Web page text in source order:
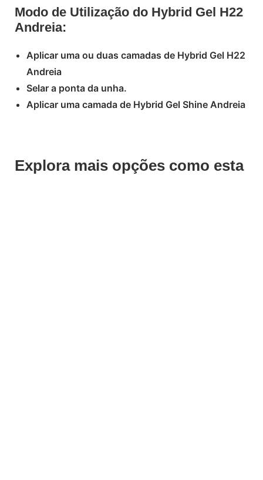
Modo de Utilização do Hybrid Gel H22
Andreia:
Aplicar uma ou duas camadas de Hybrid Gel H22
Andreia
Selar a ponta da unha.
Aplicar uma camada de Hybrid Gel Shine Andreia
Explora mais opções como esta